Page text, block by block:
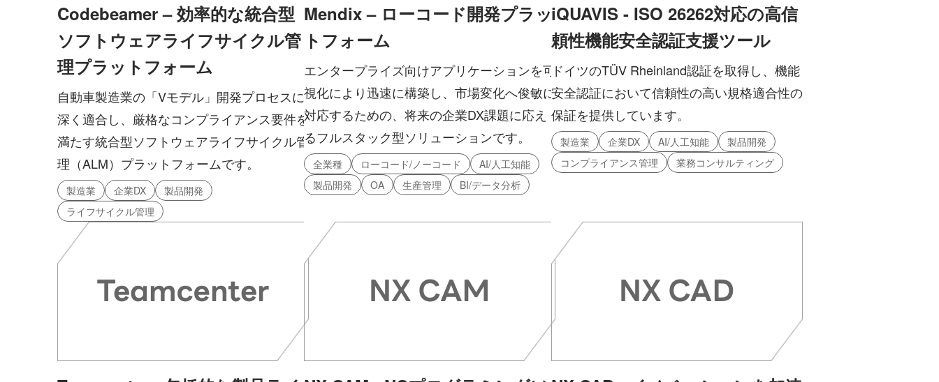
Codebeamer – 効率的な統合型
ソフトウェアライフサイクル管
理プラットフォーム
自動車製造業の「Vモデル」開発プロセスに
深く適合し、厳格なコンプライアンス要件を
満たす統合型ソフトウェアライフサイクル管
理（ALM）プラットフォームです。
製造業 企業DX
製品開発
ライフサイクル管理
Mendix – ローコード開発プラッ
トフォーム
エンタープライズ向けアプリケーションを可
視化により迅速に構築し、市場変化へ俊敏に
対応するための、将来の企業DX課題に応え
るフルスタック型ソリューションです。
全業種 ローコード/ノーコード
AI/人工知能
製品開発
OA 生産管理 BI/データ分析
iQUAVIS - ISO 26262対応の高信
頼性機能安全認証支援ツール
ドイツのTÜV Rheinland認証を取得し、機能
安全認証において信頼性の高い規格適合性の
保証を提供しています。
製造業 企業DX AI/人工知能
製品開発
コンプライアンス管理
業務コンサルティング